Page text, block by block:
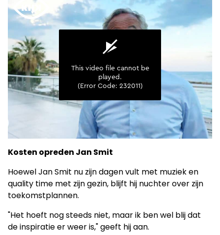
Kosten opreden Jan Smit
Hoewel Jan Smit nu zijn dagen vult met muziek en
quality time met zijn gezin, blijft hij nuchter over zijn
toekomstplannen.
"Het hoeft nog steeds niet, maar ik ben wel blij dat
de inspiratie er weer is," geeft hij aan.